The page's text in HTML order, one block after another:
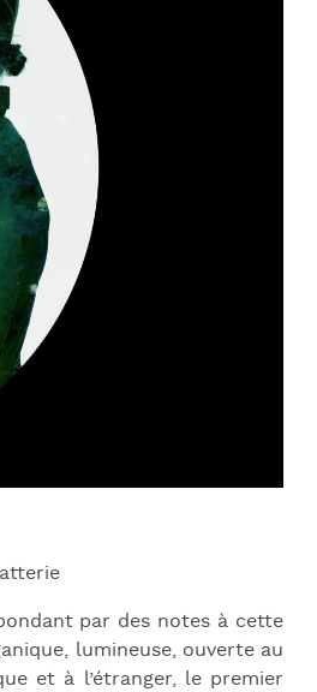
par des notes à cette
lumineuse, ouverte au
et à l’étranger, le premier